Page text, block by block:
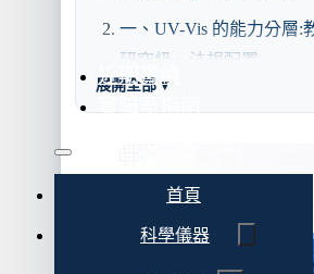
近期實績
首頁
科學儀器
一、UV-Vis 的能力分層:
研究級、法規配置
研究級:光源穩定度跟
法規配置:硬體 + 軟體
二、真正區分等級的規格
展開全部 ▾